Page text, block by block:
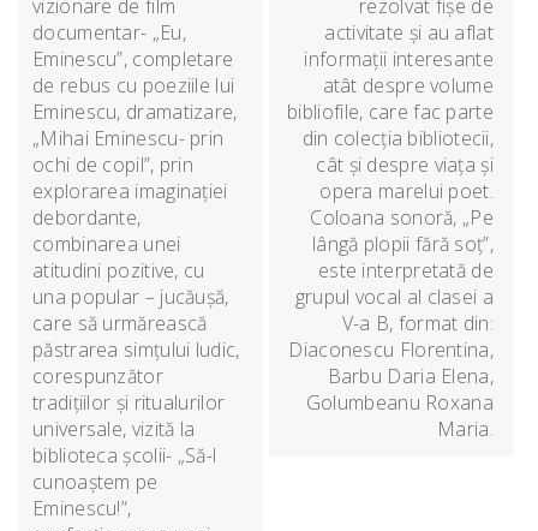
vizionare de film
documentar- „Eu,
Eminescu”, completare
de rebus cu poeziile lui
Eminescu, dramatizare,
„Mihai Eminescu- prin
ochi de copil”, prin
explorarea imaginației
debordante,
combinarea unei
atitudini pozitive, cu
una popular – jucăușă,
care să urmărească
păstrarea simțului ludic,
corespunzător
tradițiilor și ritualurilor
universale, vizită la
biblioteca școlii- „Să-l
cunoaștem pe
Eminescu!”,
rezolvat fișe de
activitate și au aflat
informații interesante
atât despre volume
bibliofile, care fac parte
din colecția bibliotecii,
cât și despre viața și
opera marelui poet.
Coloana sonoră, „Pe
lângă plopii fără soț”,
este interpretată de
grupul vocal al clasei a
V-a B, format din:
Diaconescu Florentina,
Barbu Daria Elena,
Golumbeanu Roxana
Maria.